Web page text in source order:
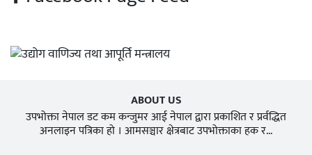
ABOUT US
उपभोक्ता नेपाल डट कम कन्जुमर आई नेपाल द्वारा प्रकाशित र प्रर्वद्धित
अनलाइन पत्रिका हो । आमसञ्चार क्षेत्रबाट उपभोक्ताका हक र...